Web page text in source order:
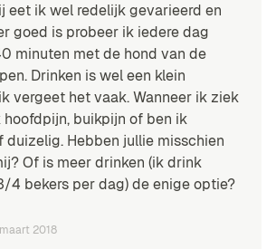
eet ik wel redelijk gevarieerd en
goed is probeer ik iedere dag
minuten met de hond van de
Drinken is wel een klein
vergeet het vaak. Wanneer ik ziek
hoofdpijn, buikpijn of ben ik
duizelig. Hebben jullie misschien
Of is meer drinken (ik drink
4 bekers per dag) de enige optie?
2018